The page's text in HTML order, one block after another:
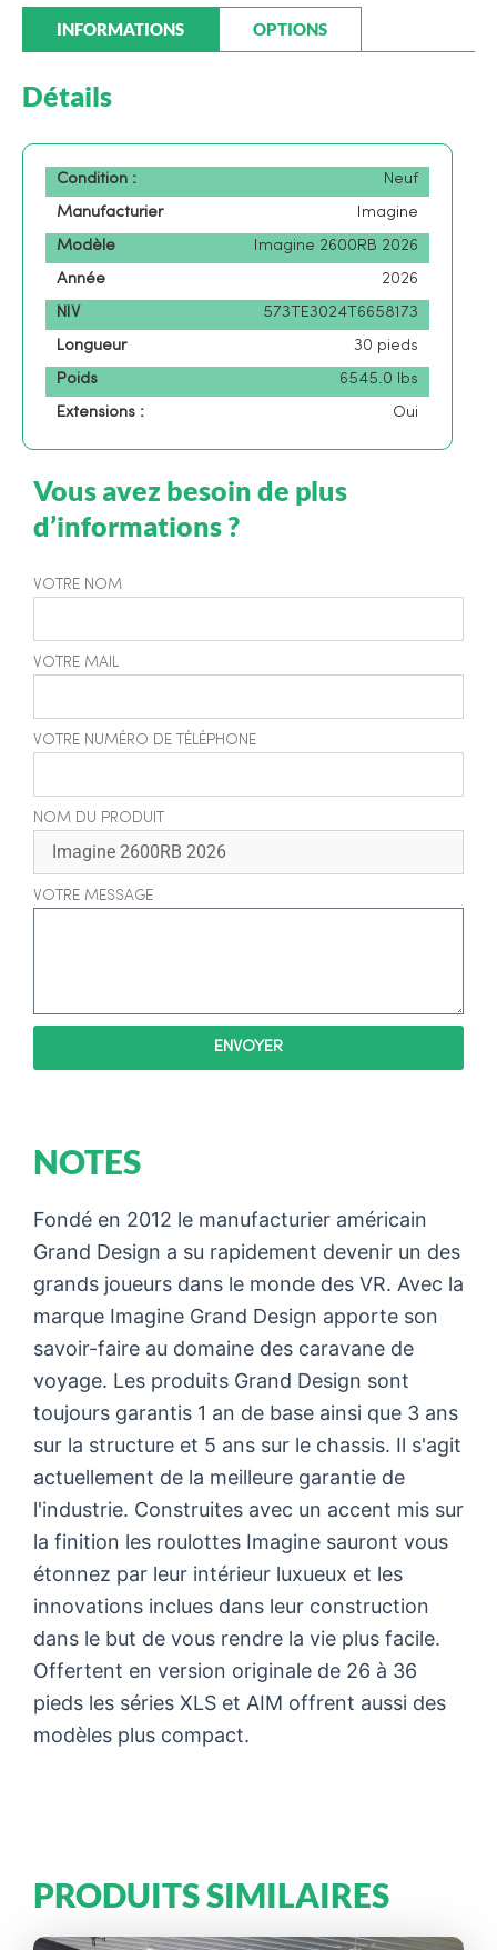
INFORMATIONS OPTIONS
Détails
Condition :
Neuf
Manufacturier
Imagine
Modèle
Imagine 2600RB 2026
Année
2026
NIV
573TE3024T6658173
Longueur
30 pieds
Poids
6545.0 lbs
Extensions :
Oui
Vous avez besoin de plus
d’informations ?
VOTRE NOM
VOTRE MAIL
VOTRE NUMÉRO DE TÉLÉPHONE
NOM DU PRODUIT
VOTRE MESSAGE
ENVOYER
NOTES
Fondé en 2012 le manufacturier américain
Grand Design a su rapidement devenir un des
grands joueurs dans le monde des VR. Avec la
marque Imagine Grand Design apporte son
savoir-faire au domaine des caravane de
voyage. Les produits Grand Design sont
toujours garantis 1 an de base ainsi que 3 ans
sur la structure et 5 ans sur le chassis. Il s'agit
actuellement de la meilleure garantie de
l'industrie. Construites avec un accent mis sur
la finition les roulottes Imagine sauront vous
étonnez par leur intérieur luxueux et les
innovations inclues dans leur construction
dans le but de vous rendre la vie plus facile.
Offertent en version originale de 26 à 36
pieds les séries XLS et AIM offrent aussi des
modèles plus compact.
PRODUITS SIMILAIRES